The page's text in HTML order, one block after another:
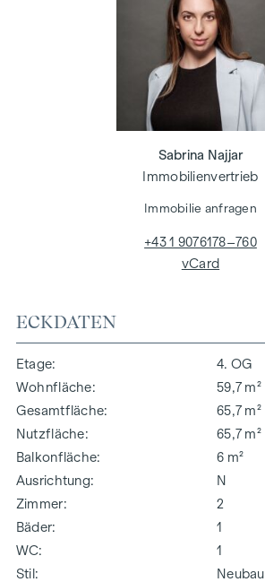
ECKDATEN
Etage
4. OG
Wohnfläche
59,7 m²
Gesamtfläche
65,7 m²
Nutzfläche
65,7 m²
Balkonfläche
6 m²
Ausrichtung
N
Zimmer
2
Bäder
1
WC
1
Stil
Neubau
Sabrina Najjar
Immobilienvertrieb
Immobilie anfragen
+43 1 9076178–760
vCard